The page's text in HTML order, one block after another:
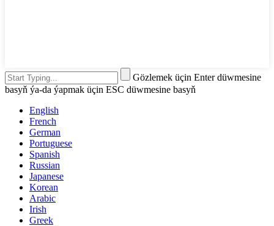
Gözlemek üçin Enter düwmesine
basyň ýa-da ýapmak üçin ESC düwmesine basyň
English
French
German
Portuguese
Spanish
Russian
Japanese
Korean
Arabic
Irish
Greek